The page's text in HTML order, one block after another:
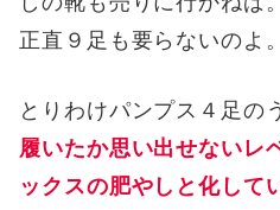
正直９足も要らないのよ。
とりわけパンプス４足の
履いたか思い出せないレ
ックスの肥やしと化して